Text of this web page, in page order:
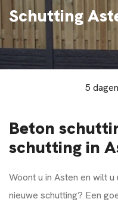
Schutting
5
Beton
schutting in
Woont u in Asten en wilt u
nieuwe schutting? Een